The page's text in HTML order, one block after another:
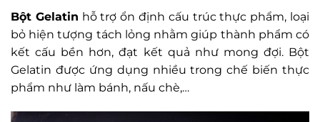
Bột Gelatin hỗ trợ ổn định cấu trúc thực phẩm, loại
bỏ hiện tượng tách lỏng nhằm giúp thành phẩm có
kết cấu bền hơn, đạt kết quả như mong đợi. Bột
Gelatin được ứng dụng nhiều trong chế biến thực
phẩm như làm bánh, nấu chè,…